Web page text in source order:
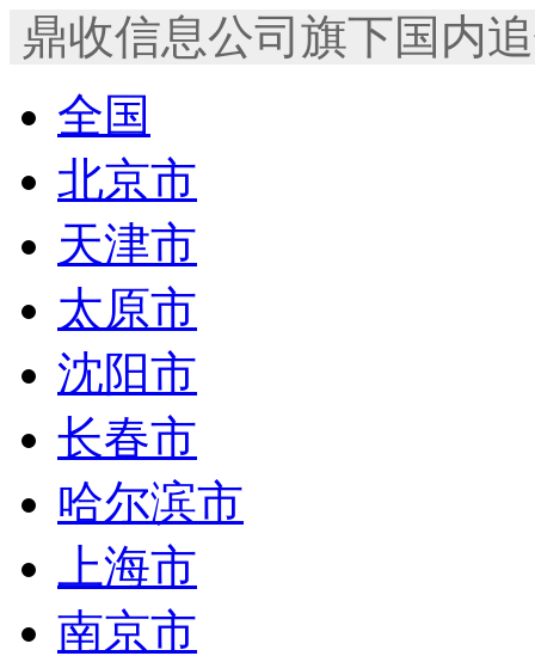
鼎收信息公司旗下国内
全国
北京市
天津市
太原市
沈阳市
长春市
哈尔滨市
上海市
南京市